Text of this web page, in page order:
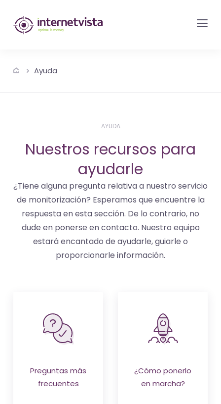
Monitorización
de
-
control
de
servicios
de
Internet
Ayuda
AYUDA
Nuestros recursos para
ayudarle
¿Tiene alguna pregunta relativa a nuestro servicio
de monitorización? Esperamos que encuentre la
respuesta en esta sección. De lo contrario, no
dude en ponerse en contacto. Nuestro equipo
estará encantado de ayudarle, guiarle o
proporcionarle información.
Preguntas más
frecuentes
¿Cómo ponerlo
en marcha?